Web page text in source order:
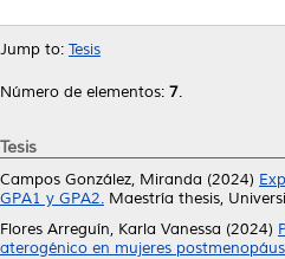
Jump to: Tesis
Número de elementos: 7.
Tesis
Campos González, Miranda (2024)
GPA1 y GPA2. Maestría thesis,
Flores Arreguín, Karla Vanessa (2024)
aterogénico en mujeres